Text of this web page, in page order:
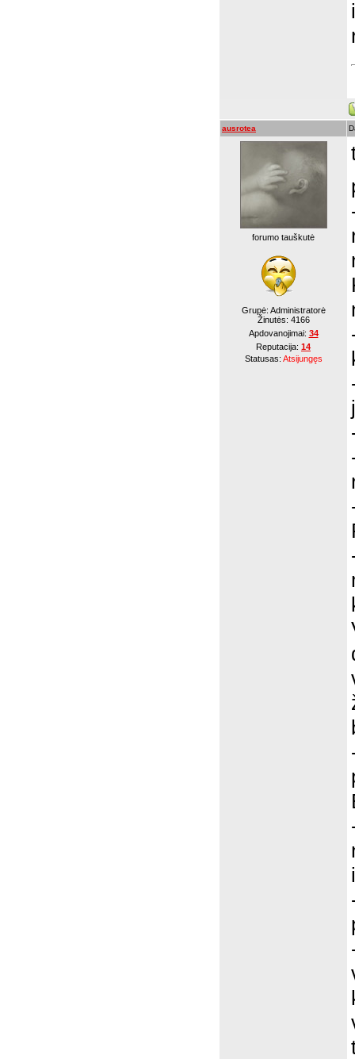
ausrotea
forumo tauškutė
Grupė: Administratorė
Žinutės: 4166
Apdovanojimai: 34
Reputacija: 14
Statusas: Atsijungęs